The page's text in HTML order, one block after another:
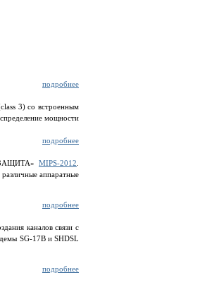
подробнее
3) со встроенным
мощности
подробнее
ЗАЩИТА» MIPS-2012.
аппаратные
подробнее
каналов связи с
SG-17B и SHDSL
подробнее